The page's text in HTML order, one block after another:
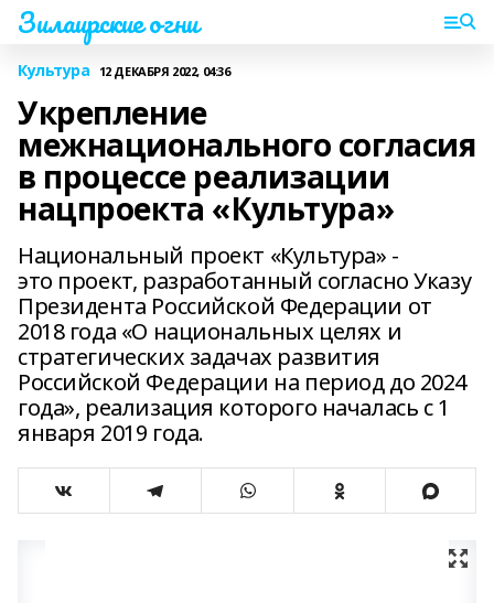
Зилаирские огни
Культура 12 ДЕКАБРЯ 2022, 04:36
Укрепление
межнационального согласия
в процессе реализации
нацпроекта «Культура»
Национальный проект «Культура» -
это проект, разработанный согласно Указу
Президента Российской Федерации от
2018 года «О национальных целях и
стратегических задачах развития
Российской Федерации на период до 2024
года», реализация которого началась с 1
января 2019 года.